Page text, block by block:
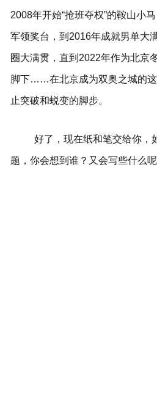
2008年开始“抢班夺权”的鞍山小
军领奖台，到2016年成就男单大
圈大满贯，直到2022年作为北京
脚下……在北京成为双奥之城的这
止突破和蜕变的脚步。
好了，现在纸和笔交给你，
题，你会想到谁？又会写些什么呢